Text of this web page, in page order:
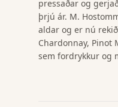
pressaðar og
þrjú ár. M.
aldar og er nú
Chardonnay, Pinot
sem fordrykkur og